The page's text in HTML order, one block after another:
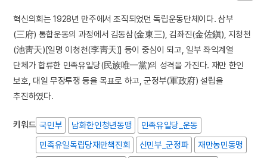
혁신의회는 1928년 만주에서 조직되었던 독립운동단체이다. 삼부
(三府) 통합운동의 과정에서 김동삼(金東三), 김좌진(金佐鎭), 지청천
(池靑天)[일명 이청천(李靑天)] 등이 중심이 되고, 일부 좌익계열
단체가 합류한 민족유일당(民族唯一黨)의 성격을 가진다. 재만 한인
보호, 대일 무장투쟁 등을 목표로 하고, 군정부(軍政府) 설립을
추진하였다.
키워드 국민부 남화한인청년동맹
민족유일당_운동
민족유일독립당재만책진회
신민부_군정파
재만농민동맹